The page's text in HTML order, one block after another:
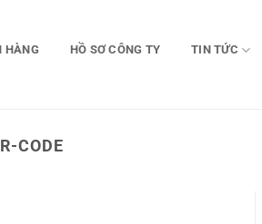
HÀNG HỒ SƠ CÔNG TY TIN TỨC
CODE